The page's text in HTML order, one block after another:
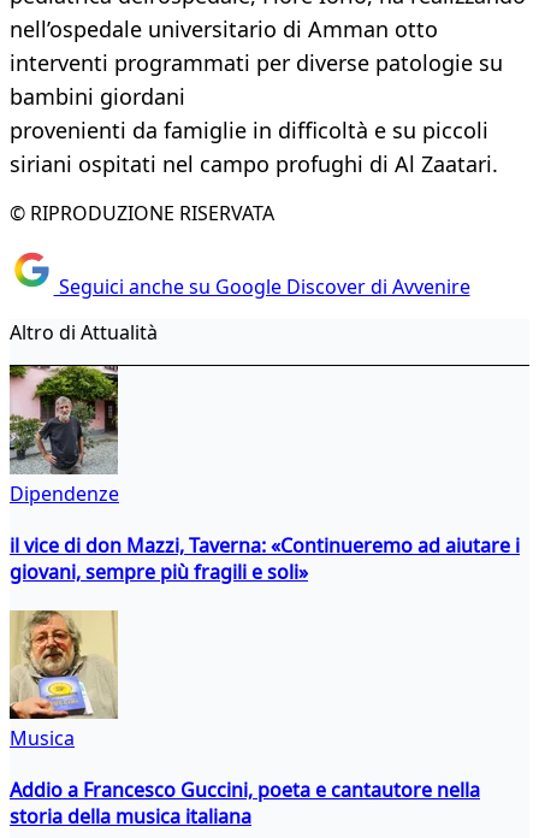
nell’ospedale universitario di Amman otto
interventi programmati per diverse patologie su
bambini giordani
provenienti da famiglie in difficoltà e su piccoli
siriani ospitati nel campo profughi di Al Zaatari.
© RIPRODUZIONE RISERVATA
Seguici anche su Google Discover di Avvenire
Altro di Attualità
Dipendenze
il vice di don Mazzi, Taverna: «Continueremo ad aiutare i
giovani, sempre più fragili e soli»
Musica
Addio a Francesco Guccini, poeta e cantautore nella
storia della musica italiana